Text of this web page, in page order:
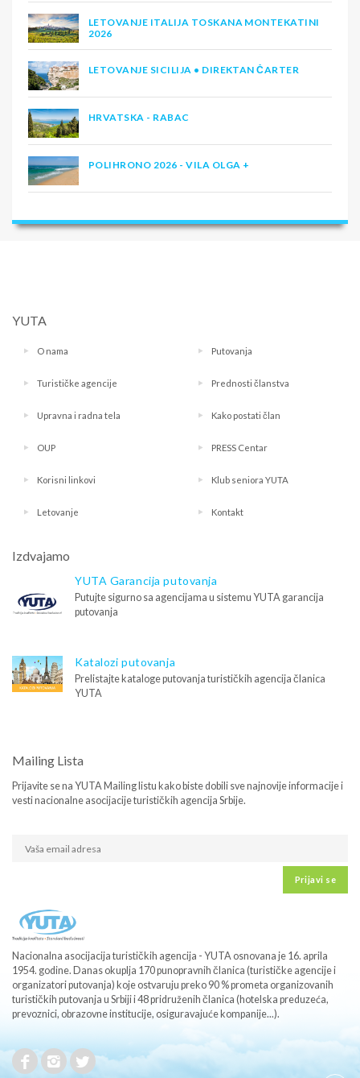
LETOVANJE ITALIJA TOSKANA MONTEKATINI
2026
LETOVANJE SICILIJA • DIREKTAN ČARTER
HRVATSKA - RABAC
POLIHRONO 2026 - VILA OLGA +
YUTA
O nama Putovanja
Turističke agencije Prednosti članstva
Upravna i radna tela Kako postati član
OUP PRESS Centar
Korisni linkovi Klub seniora YUTA
Letovanje Kontakt
Izdvajamo
YUTA Garancija putovanja
Putujte sigurno sa agencijama u sistemu YUTA garancija
putovanja
Katalozi putovanja
Prelistajte kataloge putovanja turističkih agencija članica
YUTA
Mailing Lista
Prijavite se na YUTA Mailing listu kako biste dobili sve najnovije informacije i
vesti nacionalne asocijacije turističkih agencija Srbije.
Prijavi se
Nacionalna asocijacija turističkih agencija - YUTA osnovana je 16. aprila
1954. godine. Danas okuplja 170 punopravnih članica (turističke agencije i
organizatori putovanja) koje ostvaruju preko 90 % prometa organizovanih
turističkih putovanja u Srbiji i 48 pridruženih članica (hotelska preduzeća,
prevoznici, obrazovne institucije, osiguravajuće kompanije...).